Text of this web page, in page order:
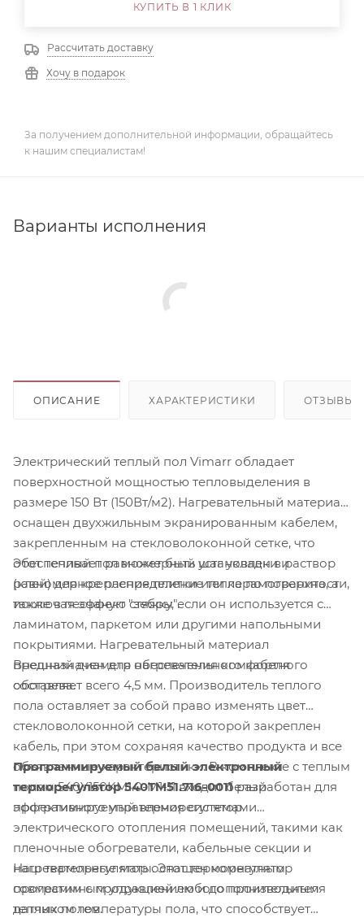
КУПИТЬ В 1 КЛИК
Рассчитать доставку
Хочу в подарок
За получением дополнительной информации, обращайтесь
к нашим специалистам!
Варианты исполнения
ОПИСАНИЕ ХАРАКТЕРИСТИКИ ОТЗЫВЫ
Электрический теплый пол Vimarr обладает
поверхностной мощностью тепловыделения в
размере 150 Вт (150Вт/м2). Нагревательный материал
оснащен двухжильным экранированным кабелем,
закрепленным на стекловолоконной сетке, что
обеспечивает равномерный шаг укладки и
равномерное распределение тепла по поверхности,
исключая эффект "зебры".
Этот теплый пол может быть установлен в раствор
(клей) для крепления плитки или керамогранита, а
также в песчаную стяжку, если он используется с
ламинатом, паркетом или другими напольными
покрытиями. Нагревательный материал
предназначен для обеспечения комфортного
обогрева.
Внешний диаметр нагревательного кабеля
составляет всего 4,5 мм. Производитель теплого
пола оставляет за собой право изменять цвет
стекловолоконной сетки, на которой закреплен
кабель, при этом сохраняя качество продукта и все
объявленные характеристики. В комплекте с теплым
полом 540Y150KM1.0-M1-11 входит белый
программируемый терморегулятор.
Программируемый белый электронный
терморегулятор 540TM51.716-0011разработан для
эффективного управления системами
электрического отопления помещений, такими как
пленочные обогреватели, кабельные секции и
нагревательные маты. Этот терморегулятор
совместим с продукцией любого производителя
теплых полов.
Наш терморегулятор оснащен комнатным
программным управлением и дополнительным
датчиком температуры пола, что способствует